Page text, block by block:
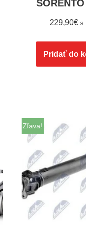
229,90€ s
Pridať do
Zľava!